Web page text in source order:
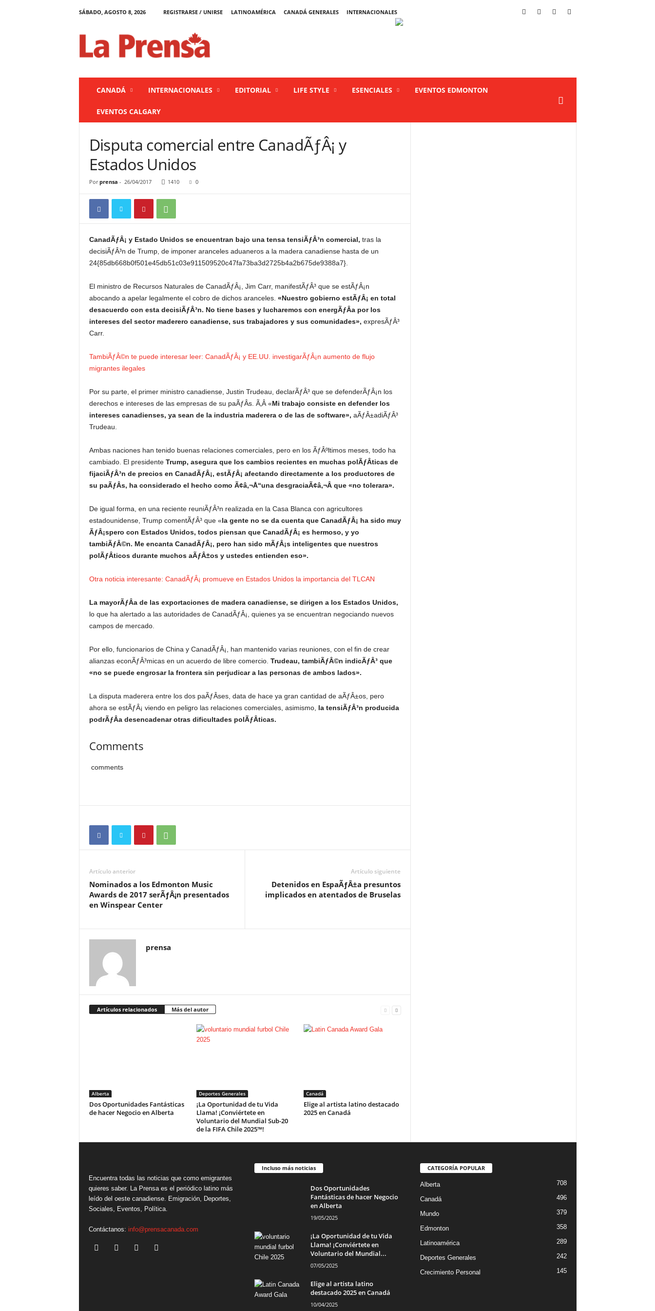
SÁBADO, AGOSTO 8, 2026 REGISTRARSE / UNIRSE LATINOAMÉRICA CANADÁ GENERALES
INTERNACIONALES
a
CANADÁ INTERNACIONALES EDITORIAL LIFE STYLE ESENCIALES EVENTOS EDMONTON
EVENTOS CALGARY
Disputa comercial entre CanadÃƒÂ¡ y
Estados Unidos
Por prensa - 26/04/2017 1410 0
CanadÃƒÂ¡ y Estado Unidos se encuentran bajo una tensa tensiÃƒÂ³n comercial, tras la
decisiÃƒÂ³n de Trump, de imponer aranceles aduaneros a la madera canadiense hasta de un
24{85db668b0f501e45db51c03e911509520c47fa73ba3d2725b4a2b675de9388a7}.
El ministro de Recursos Naturales de CanadÃƒÂ¡, Jim Carr, manifestÃƒÂ³ que se estÃƒÂ¡n
abocando a apelar legalmente el cobro de dichos aranceles. «Nuestro gobierno estÃƒÂ¡ en total
desacuerdo con esta decisiÃƒÂ³n. No tiene bases y lucharemos con energÃƒÂ­a por los
intereses del sector maderero canadiense, sus trabajadores y sus comunidades», expresÃƒÂ³
Carr.
TambiÃƒÂ©n te puede interesar leer: CanadÃƒÂ¡ y EE.UU. investigarÃƒÂ¡n aumento de flujo
migrantes ilegales
Por su parte, el primer ministro canadiense, Justin Trudeau, declarÃƒÂ³ que se defenderÃƒÂ¡n los
derechos e intereses de las empresas de su paÃƒÂ­s. Ã‚Â «Mi trabajo consiste en defender los
intereses canadienses, ya sean de la industria maderera o de las de software», aÃƒÂ±adiÃƒÂ³
Trudeau.
Ambas naciones han tenido buenas relaciones comerciales, pero en los ÃƒÂºltimos meses, todo ha
cambiado. El presidente Trump, asegura que los cambios recientes en muchas polÃƒÂ­ticas de
fijaciÃƒÂ³n de precios en CanadÃƒÂ¡, estÃƒÂ¡ afectando directamente a los productores de
su paÃƒÂ­s, ha considerado el hecho como Ã¢â‚¬Å“una desgraciaÃ¢â‚¬Â que «no tolerara».
De igual forma, en una reciente reuniÃƒÂ³n realizada en la Casa Blanca con agricultores
estadounidense, Trump comentÃƒÂ³ que «la gente no se da cuenta que CanadÃƒÂ¡ ha sido muy
ÃƒÂ¡spero con Estados Unidos, todos piensan que CanadÃƒÂ¡ es hermoso, y yo
tambiÃƒÂ©n. Me encanta CanadÃƒÂ¡, pero han sido mÃƒÂ¡s inteligentes que nuestros
polÃƒÂ­ticos durante muchos aÃƒÂ±os y ustedes entienden eso».
Otra noticia interesante: CanadÃƒÂ¡ promueve en Estados Unidos la importancia del TLCAN
La mayorÃƒÂ­a de las exportaciones de madera canadiense, se dirigen a los Estados Unidos,
lo que ha alertado a las autoridades de CanadÃƒÂ¡, quienes ya se encuentran negociando nuevos
campos de mercado.
Por ello, funcionarios de China y CanadÃƒÂ¡, han mantenido varias reuniones, con el fin de crear
alianzas econÃƒÂ³micas en un acuerdo de libre comercio. Trudeau, tambiÃƒÂ©n indicÃƒÂ³ que
«no se puede engrosar la frontera sin perjudicar a las personas de ambos lados».
La disputa maderera entre los dos paÃƒÂ­ses, data de hace ya gran cantidad de aÃƒÂ±os, pero
ahora se estÃƒÂ¡ viendo en peligro las relaciones comerciales, asimismo, la tensiÃƒÂ³n producida
podrÃƒÂ­a desencadenar otras dificultades polÃƒÂ­ticas.
Comments
comments
Artículo anterior
Nominados a los Edmonton Music
Awards de 2017 serÃƒÂ¡n presentados
en Winspear Center
Artículo siguiente
Detenidos en EspaÃƒÂ±a presuntos
implicados en atentados de Bruselas
prensa
Artículos relacionados Más del autor
Alberta
Dos Oportunidades Fantásticas
de hacer Negocio en Alberta
Deportes Generales
¡La Oportunidad de tu Vida
Llama! ¡Conviértete en
Voluntario del Mundial Sub-20
de la FIFA Chile 2025™!
Canadá
Elige al artista latino destacado
2025 en Canadá
Encuentra todas las noticias que como emigrantes
quieres saber. La Prensa es el periódico latino más
leído del oeste canadiense. Emigración, Deportes,
Sociales, Eventos, Política.
Contáctanos: info@prensacanada.com
Incluso más noticias
Dos Oportunidades
Fantásticas de hacer Negocio
en Alberta
19/05/2025
¡La Oportunidad de tu Vida
Llama! ¡Conviértete en
Voluntario del Mundial...
07/05/2025
Elige al artista latino
destacado 2025 en Canadá
10/04/2025
CATEGORÍA POPULAR
Alberta 708
Canadá 496
Mundo 379
Edmonton 358
Latinoamérica 289
Deportes Generales 242
Crecimiento Personal 145